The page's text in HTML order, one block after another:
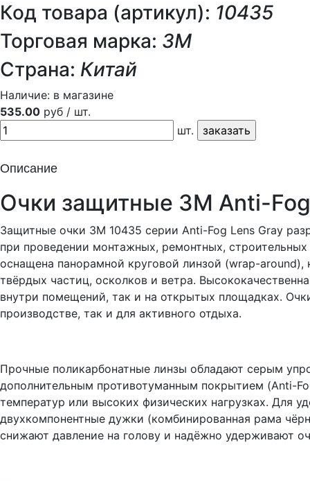
Код товара (артикул): 10435
Торговая марка: 3М
Страна: Китай
Наличие: в магазине
535.00 руб / шт.
шт.
Описание
Очки защитные 3M Anti-
Защитные очки 3M 10435 серии Anti-Fog Lens Gray
при проведении монтажных, ремонтных,
оснащена панорамной круговой линзой (wrap-
твёрдых частиц, осколков и ветра.
внутри помещений, так и на открытых площадках.
производстве, так и для активного отдыха.
Прочные поликарбонатные линзы обладают серым
дополнительным противотуманным покрытием (Anti-
температур или высоких физических нагрузках. Для
двухкомпонентные дужки (комбинированная рама
снижают давление на голову и надёжно удерживают